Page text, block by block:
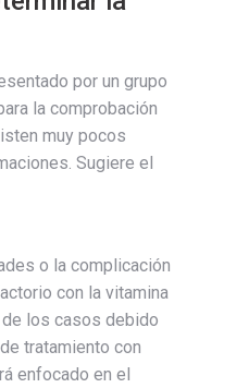
por un grupo
la comprobación
muy pocos
Sugiere el
o la complicación
con la vitamina
los casos debido
tratamiento con
enfocado en el